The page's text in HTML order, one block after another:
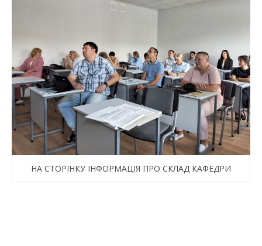
НА СТОРІНКУ ІНФОРМАЦІЯ ПРО СКЛАД КАФЕДРИ